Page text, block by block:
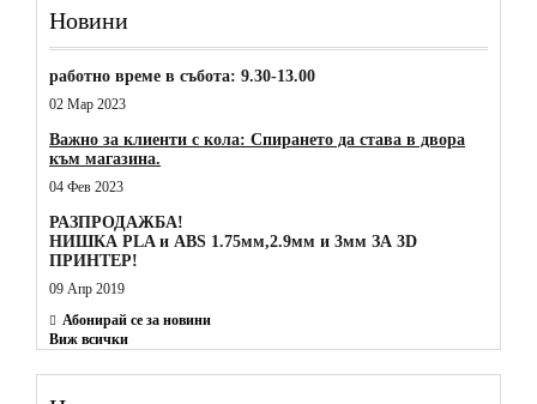
Новини
работно време в събота: 9.30-13.00
02 Мар 2023
Важно за клиенти с кола: Спирането да става в двора
към магазина.
04 Фев 2023
РАЗПРОДАЖБА!
НИШКА PLA и ABS 1.75мм,2.9мм и 3мм ЗА 3D
ПРИНТЕР!
09 Апр 2019
Абонирай се за новини
Виж всички